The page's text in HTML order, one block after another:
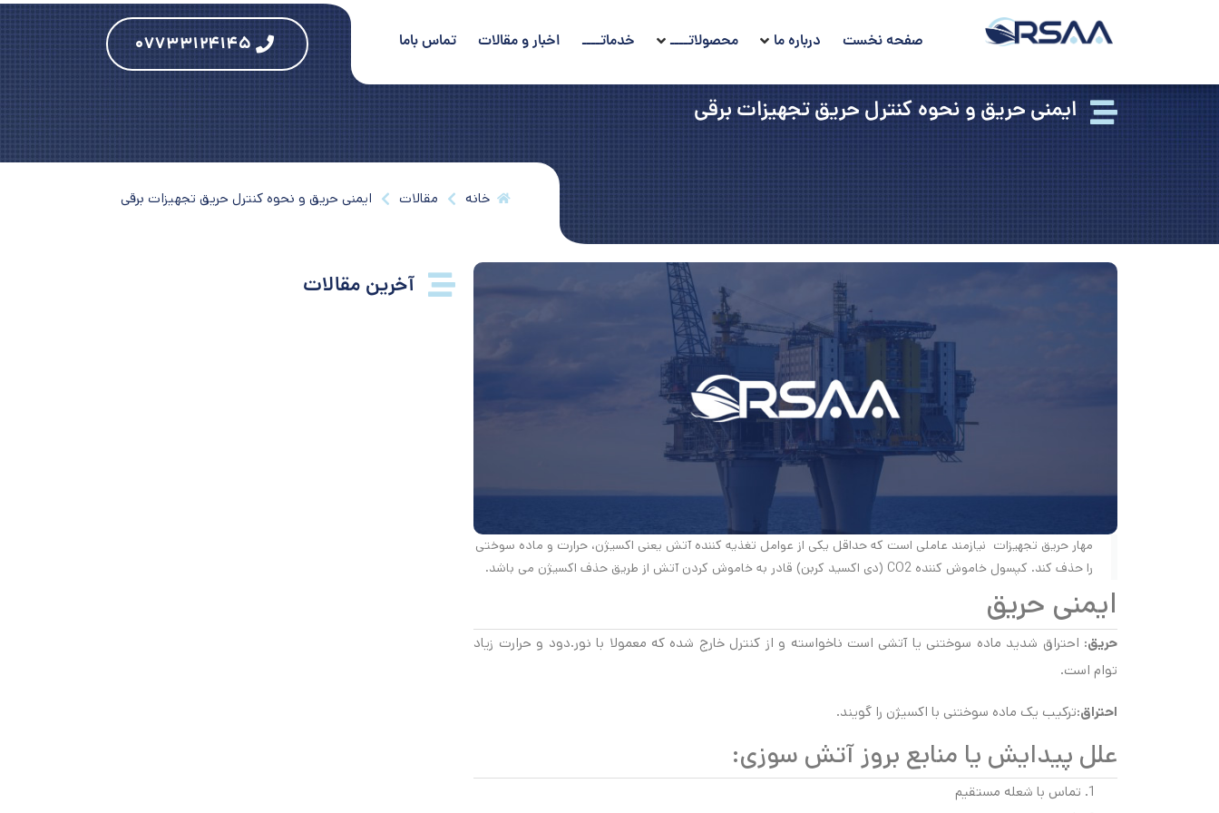
صفحه نخست درباره ما محصولاتــــ خدماتــــ اخبار و مقالات تماس باما ۰۷۷۳۳۱۲۴۱۴۵
ایمنی حریق و نحوه کنترل حریق تجهیزات برقی
خانه مقالات ایمنی حریق و نحوه کنترل حریق تجهیزات برقی
مهار حریق تجهیزات نیازمند عاملی است که حداقل یکی از عوامل تغذیه کننده آتش یعنی اکسیژن، حرارت و ماده سوختی
را حذف کند. کپسول خاموش کننده CO2 (دی اکسید کربن) قادر به خاموش کردن آتش از طریق حذف اکسیژن می باشد.
ایمنی حریق
حریق: احتراق شدید ماده سوختنی یا آتشی است ناخواسته و از کنترل خارج شده که معمولا با نور.دود و حرارت زیاد
توام است.
احتراق:ترکیب یک ماده سوختنی با اکسیژن را گویند.
علل پیدایش یا منابع بروز آتش سوزی:
تماس با شعله مستقیم
آخرین مقالات